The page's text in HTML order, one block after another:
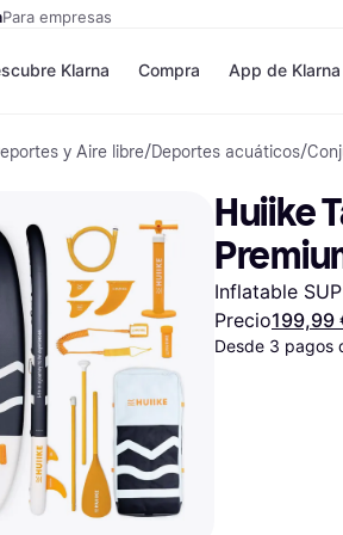
Para empresas
Klarna
Formas de
Paga ahora
Paga en 3 plazos
Paga en 30 días
Financiación
Klarna en Apple
Compra
Tiendas
Shein
Zalando Prive
Zara
JD Sports
App de Klarna
y Aire libre/Deportes acuáticos/
Huiike
Inflatable SUP
Precio199,99
Desde 3 pagos